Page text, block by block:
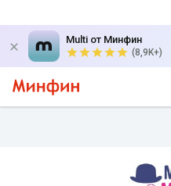
Multi от Минфин
(8,9K+)